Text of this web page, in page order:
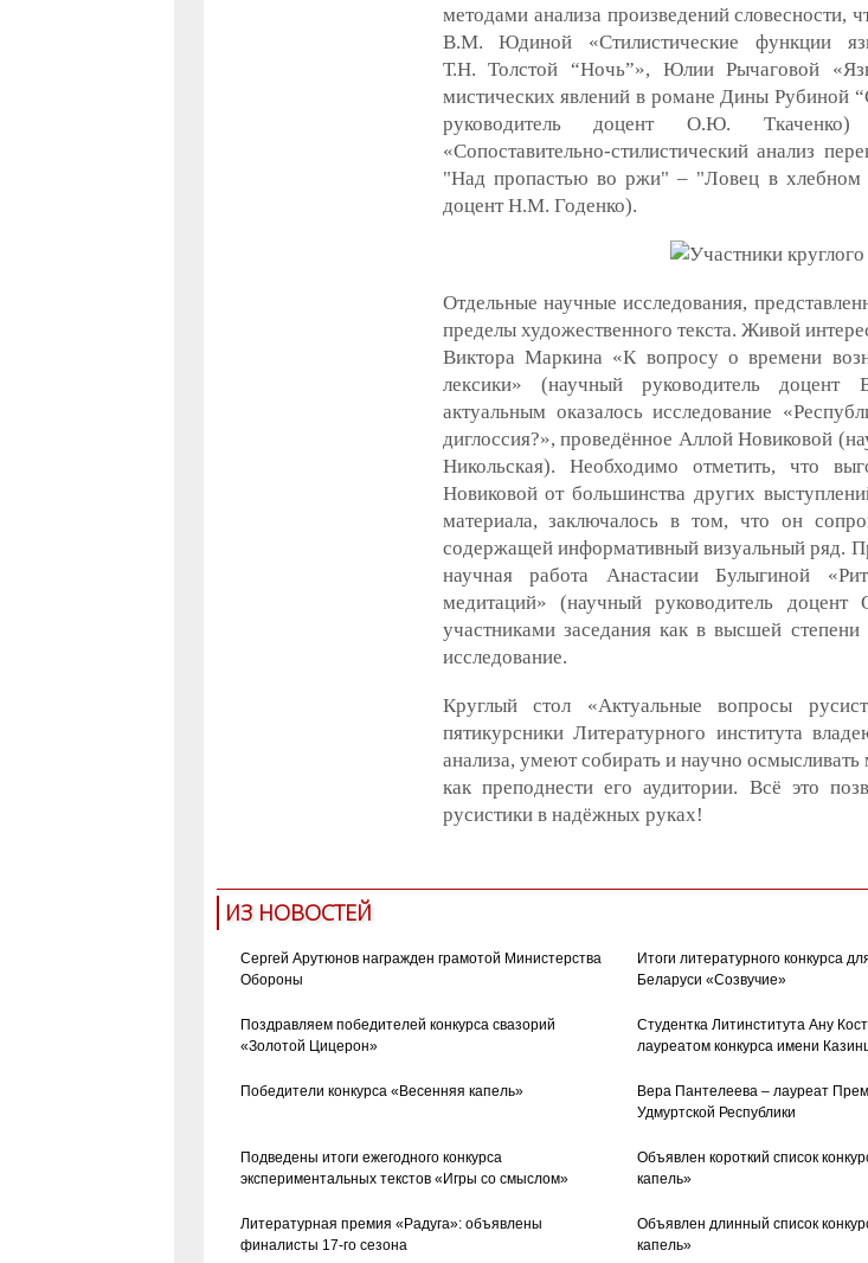
методами анализа произведений словесности,
В.М. Юдиной «Стилистические функции
Т.Н. Толстой “Ночь”», Юлии Рычаговой
мистических явлений в романе Дины Рубиной
руководитель доцент О.Ю.
«Сопоставительно-стилистический анализ
"Над пропастью во ржи" – "Ловец в хлебном
доцент Н.М. Годенко).
Отдельные научные исследования,
пределы художественного текста. Живой
Виктора Маркина «К вопросу о времени
лексики» (научный руководитель доцент
актуальным оказалось исследование
диглоссия?», проведённое Аллой Новиковой
Никольская). Необходимо отметить, что
Новиковой от большинства других
материала, заключалось в том, что он
содержащей информативный визуальный ряд.
научная работа Анастасии Булыгиной
медитаций» (научный руководитель
участниками заседания как в высшей степени
исследование.
Круглый стол «Актуальные вопросы
пятикурсники Литературного института
анализа, умеют собирать и научно осмысливать
как преподнести его аудитории. Всё это
русистики в надёжных руках!
ИЗ НОВОСТЕЙ
Сергей Арутюнов награжден грамотой Министерства
Обороны
Итоги литературного конкурса
Беларуси «Созвучие»
Поздравляем победителей конкурса свазорий
«Золотой Цицерон»
Студентка Литинститута Ану
лауреатом конкурса имени
Победители конкурса «Весенняя капель»
Вера Пантелеева – лауреат
Удмуртской Республики
Подведены итоги ежегодного конкурса
экспериментальных текстов «Игры со смыслом»
Объявлен короткий список
капель»
Литературная премия «Радуга»: объявлены
финалисты 17-го сезона
Объявлен длинный список
капель»